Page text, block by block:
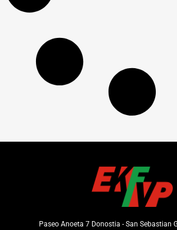
Paseo Anoeta 7 Donostia - San Sebastian